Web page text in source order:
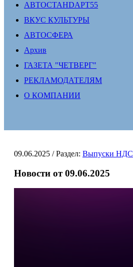
АВТОСТАНDАРТ55
ВКУС КУЛЬТУРЫ
АВТОСФЕРА
Архив
ГАЗЕТА "ЧЕТВЕРГ"
РЕКЛАМОДАТЕЛЯМ
О КОМПАНИИ
09.06.2025 / Раздел: Выпуски НДС
Новости от 09.06.2025